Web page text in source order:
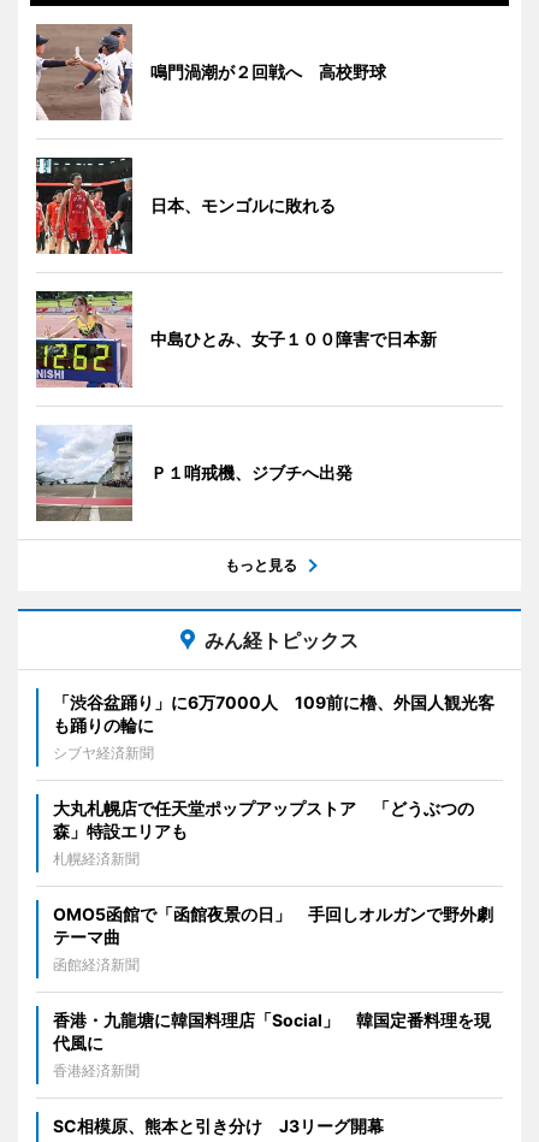
鳴門渦潮が２回戦へ 高校野球
日本、モンゴルに敗れる
中島ひとみ、女子１００障害で日本新
Ｐ１哨戒機、ジブチへ出発
もっと見る
みん経トピックス
「渋谷盆踊り」に6万7000人 109前に櫓、外国人観光客
も踊りの輪に
シブヤ経済新聞
大丸札幌店で任天堂ポップアップストア 「どうぶつの
森」特設エリアも
札幌経済新聞
OMO5函館で「函館夜景の日」 手回しオルガンで野外劇
テーマ曲
函館経済新聞
香港・九龍塘に韓国料理店「Social」 韓国定番料理を現
代風に
香港経済新聞
SC相模原、熊本と引き分け J3リーグ開幕